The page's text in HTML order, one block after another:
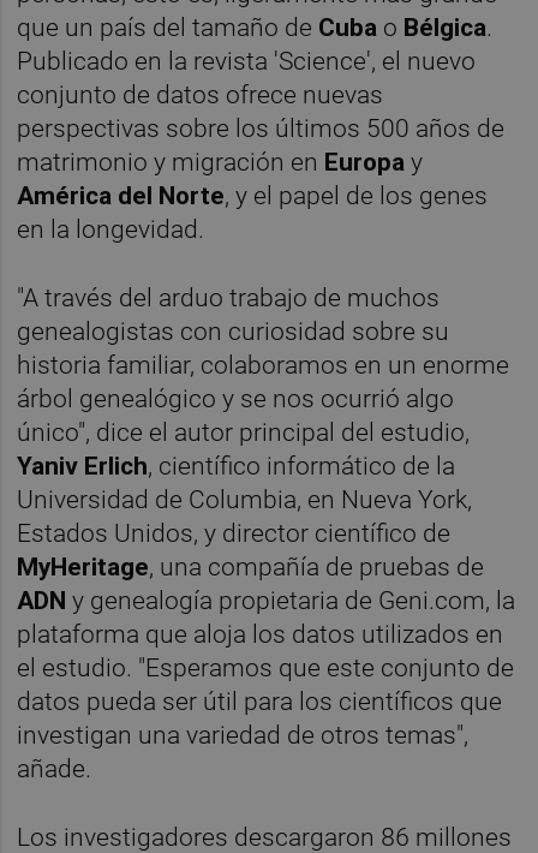
que un país del tamaño de Cuba o Bélgica.
Publicado en la revista 'Science', el nuevo
conjunto de datos ofrece nuevas
perspectivas sobre los últimos 500 años de
matrimonio y migración en Europay
América del Norte, y el papel de los genes
en la longevidad.
"A través del arduo trabajo de muchos
genealogistas con curiosidad sobre su
historia familiar, colaboramos en un enorme
árbol genealógico y se nos ocurrió algo
único", dice el autor principal del estudio,
Yaniv Erlich, científico informático de la
Universidad de Columbia, en Nueva York,
Estados Unidos, y director científico de
MyHeritage, una compañía de pruebas de
ADN y genealogía propietaria de Geni.com, la
plataforma que aloja los datos utilizados en
el estudio. "Esperamos que este conjunto de
datos pueda ser útil para los científicos que
investigan una variedad de otros temas",
añade.
Los investigadores descargaron 86 millones